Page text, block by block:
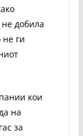
добила
ги
кои
на
за